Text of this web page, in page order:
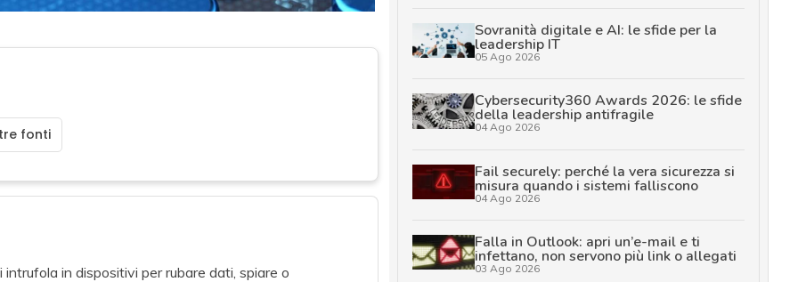
fonti
in dispositivi per rubare dati, spiare o
Sovranità digitale e AI: le sfide per la
leadership IT
05 Ago 2026
Cybersecurity360 Awards 2026: le sfide
della leadership antifragile
04 Ago 2026
Fail securely: perché la vera sicurezza si
misura quando i sistemi falliscono
04 Ago 2026
Falla in Outlook: apri un’e-mail e ti
infettano, non servono più link o allegati
03 Ago 2026